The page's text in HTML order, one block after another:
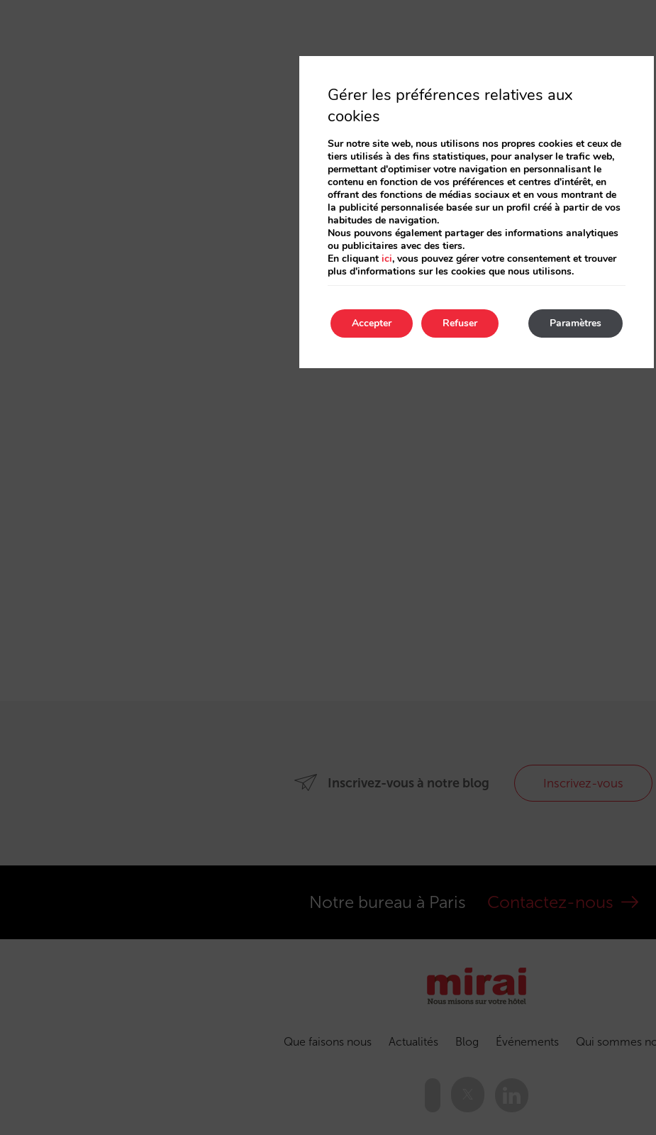
Inscrivez-vous à notre blog Inscrivez-vous
Notre bureau à Paris Contactez-nous
Que faisons nous Actualités Blog Événements Qui sommes
Gérer les préférences relatives aux
cookies
Sur notre site web, nous utilisons nos propres cookies et ceux de
tiers utilisés à des fins statistiques, pour analyser le trafic web,
permettant d'optimiser votre navigation en personnalisant le
contenu en fonction de vos préférences et centres d'intérêt, en
offrant des fonctions de médias sociaux et en vous montrant de
la publicité personnalisée basée sur un profil créé à partir de vos
habitudes de navigation.
Nous pouvons également partager des informations analytiques
ou publicitaires avec des tiers.
En cliquant ici, vous pouvez gérer votre consentement et trouver
plus d'informations sur les cookies que nous utilisons.
Accepter Paramètres
Refuser